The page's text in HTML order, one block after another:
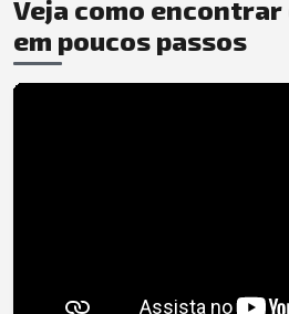
Veja como
em poucos passos